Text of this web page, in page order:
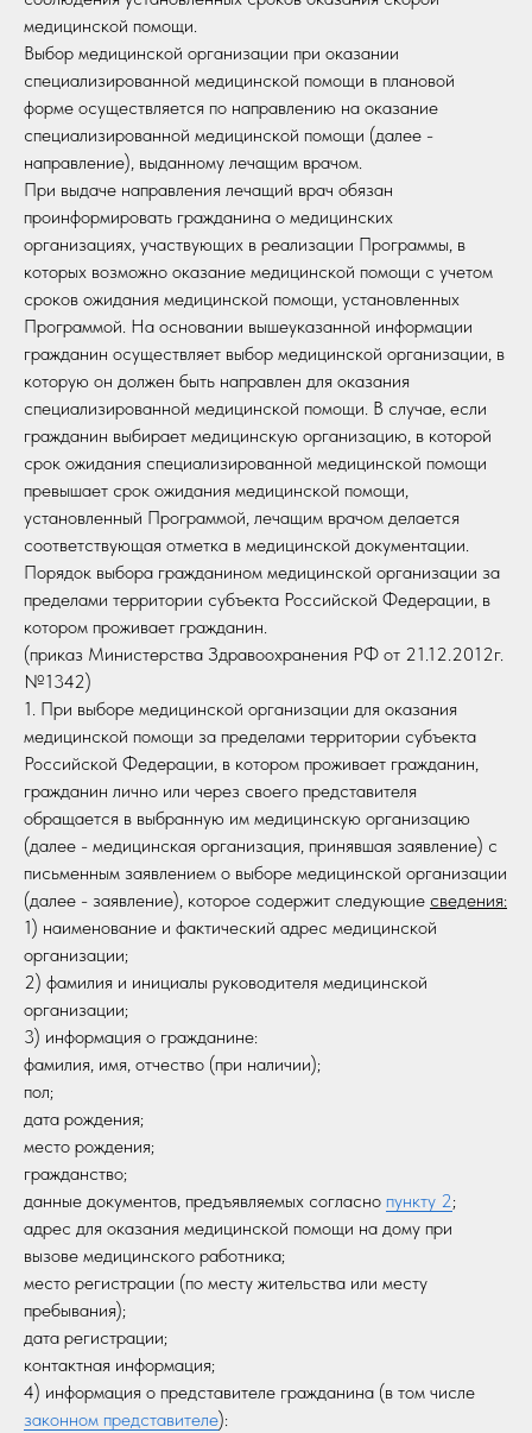
медицинской помощи.
Выбор медицинской организации при оказании
специализированной медицинской помощи в плановой
форме осуществляется по направлению на оказание
специализированной медицинской помощи (далее -
направление), выданному лечащим врачом.
При выдаче направления лечащий врач обязан
проинформировать гражданина о медицинских
организациях, участвующих в реализации Программы, в
которых возможно оказание медицинской помощи с учетом
сроков ожидания медицинской помощи, установленных
Программой. На основании вышеуказанной информации
гражданин осуществляет выбор медицинской организации, в
которую он должен быть направлен для оказания
специализированной медицинской помощи. В случае, если
гражданин выбирает медицинскую организацию, в которой
срок ожидания специализированной медицинской помощи
превышает срок ожидания медицинской помощи,
установленный Программой, лечащим врачом делается
соответствующая отметка в медицинской документации.
Порядок выбора гражданином медицинской организации за
пределами территории субъекта Российской Федерации, в
котором проживает гражданин.
(приказ Министерства Здравоохранения РФ от 21.12.2012г.
№1342)
1. При выборе медицинской организации для оказания
медицинской помощи за пределами территории субъекта
Российской Федерации, в котором проживает гражданин,
гражданин лично или через своего представителя
обращается в выбранную им медицинскую организацию
(далее - медицинская организация, принявшая заявление) с
письменным заявлением о выборе медицинской организации
(далее - заявление), которое содержит следующие сведения:
1) наименование и фактический адрес медицинской
организации;
2) фамилия и инициалы руководителя медицинской
организации;
3) информация о гражданине:
фамилия, имя, отчество (при наличии);
пол;
дата рождения;
место рождения;
гражданство;
данные документов, предъявляемых согласно пункту 2;
адрес для оказания медицинской помощи на дому при
вызове медицинского работника;
место регистрации (по месту жительства или месту
пребывания);
дата регистрации;
контактная информация;
4) информация о представителе гражданина (в том числе
законном представителе):